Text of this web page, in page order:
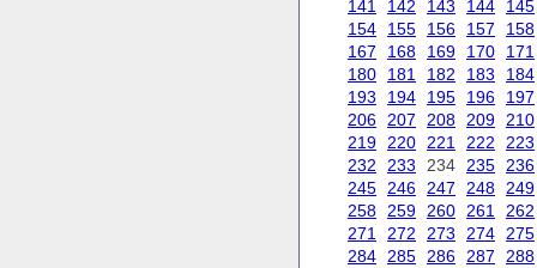
141
142 143 144
145
154
155 156 157
158
167
168 169 170
171
180
181 182 183
184
193
194 195 196
197
206
207 208 209
210
219
220 221 222
223
232
233 234 235
236
245
246 247 248
249
258
259 260 261
262
271
272 273 274
275
284
285 286 287
288